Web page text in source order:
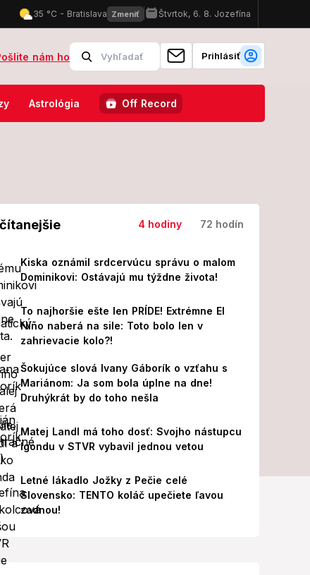
krásku o ruku, o pár hodín za ňu položil život! POZOR, valí
nám ho Prihlásiť
Astrológia Off Record
4 hodiny 72 hodín
Kiska oznámil srdcervúcu správu o malom
Dominikovi: Ostávajú mu týždne života!
To najhoršie ešte len PRÍDE! Extrémne El
Niño naberá na sile: Toto bolo len v
zahrievacie kolo?!
Šokujúce slová Ivany Gáborík o vzťahu s
Mariánom: Ja som bola úplne na dne!
Druhýkrát by do toho nešla
Matej Landl má toho dosť: Svojho nástupcu
Igondu v STVR vybavil jednou vetou
Letné lákadlo Jožky z Pečie celé
Slovensko: TENTO koláč upečiete ľavou
zadnou!